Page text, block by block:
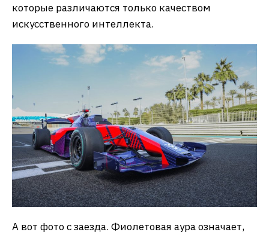
которые различаются только качеством
искусственного интеллекта.
А вот фото с заезда. Фиолетовая аура означает,